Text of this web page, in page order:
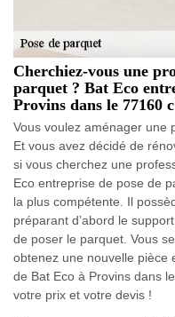
Cherchiez-vous une
parquet ? Bat Eco
Provins dans le 77160
Vous voulez aménager une
Et vous avez décidé de
si vous cherchez une
Eco entreprise de pose de
la plus compétente. Il
préparant d’abord le
de poser le parquet. Vous
obtenez une nouvelle pièce
de Bat Eco à Provins dans
votre prix et votre devis !